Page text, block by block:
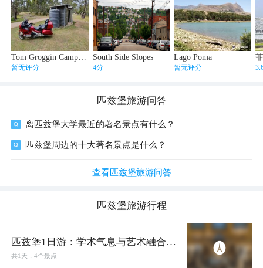
暂无评分
South Side Slopes
4分
Lago Poma
暂无评分
匹兹堡旅游问答
离匹兹堡大学最近的著名景点有什么？
匹兹堡周边的十大著名景点是什么？
查看匹兹堡旅游问答
匹兹堡旅游行程
匹兹堡1日游：学术气息与艺术融合，
工业遗址新生
共1 天，4个景点